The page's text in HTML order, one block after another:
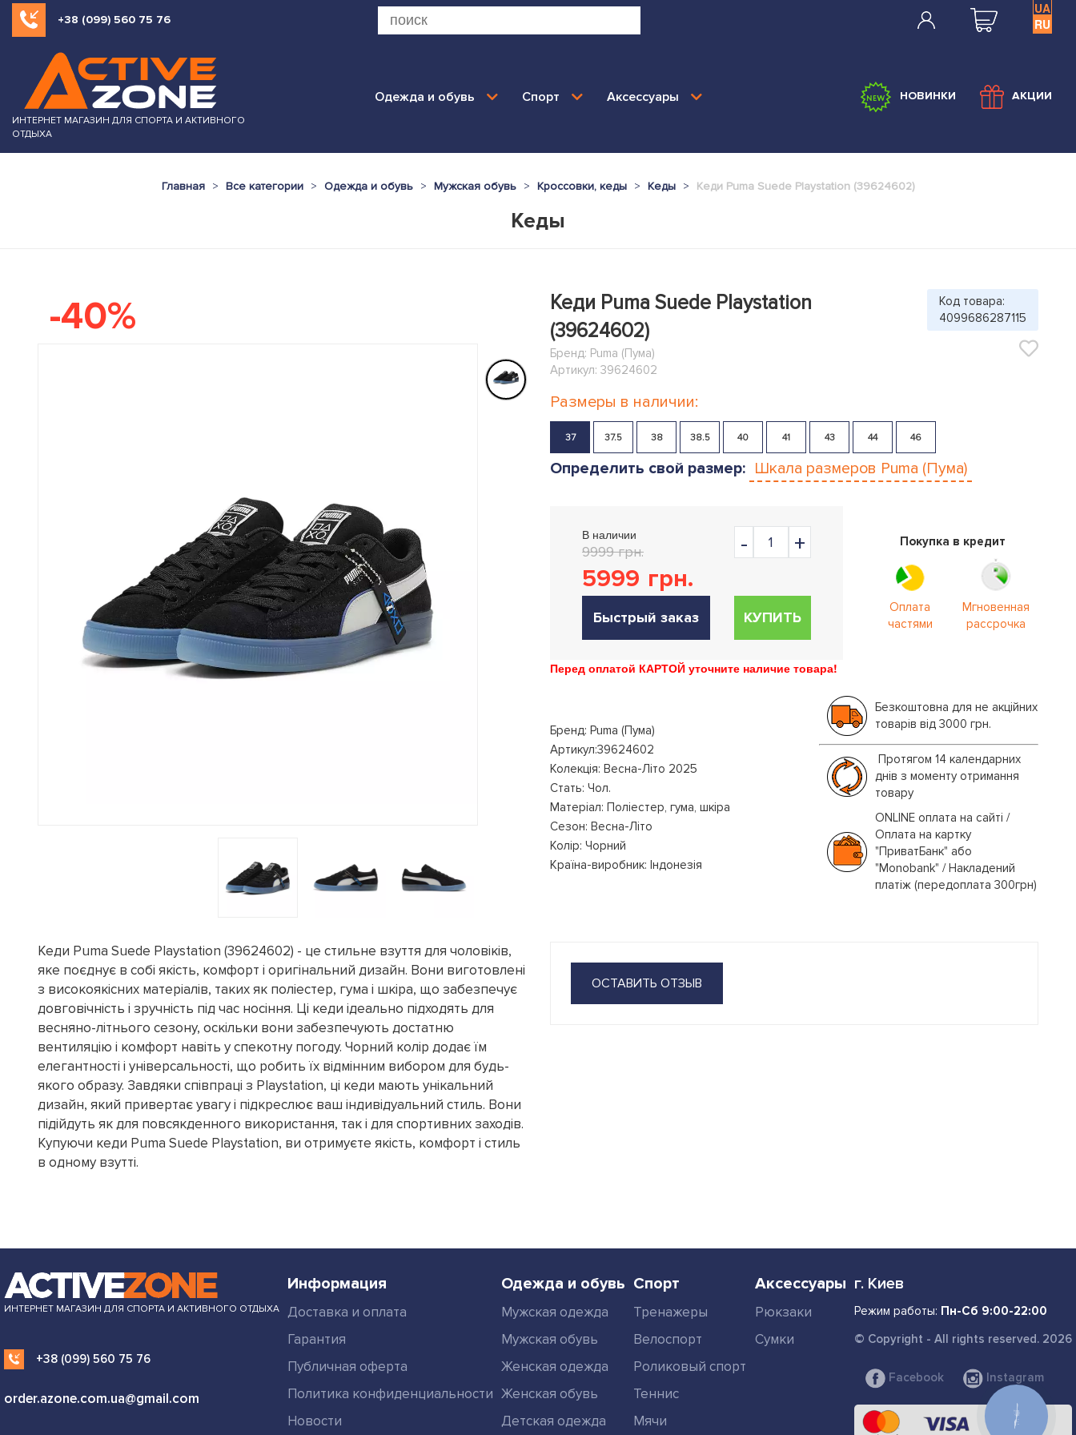
+38 (099) 560 75 76
UA
RU
ИНТЕРНЕТ МАГАЗИН ДЛЯ СПОРТА И АКТИВНОГО
ОТДЫХА
Одежда и обувь Спорт Аксессуары НОВИНКИ АКЦИИ
Главная Все категории Одежда и обувь Мужская обувь Кроссовки, кеды Кеды Кеди Puma Suede Playstation (39624602)
Кеды
-40%
Кеди Puma Suede Playstation (39624602) - це стильне взуття для чоловіків,
яке поєднує в собі якість, комфорт і оригінальний дизайн. Вони виготовлені
з високоякісних матеріалів, таких як поліестер, гума і шкіра, що забезпечує
довговічність і зручність під час носіння. Ці кеди ідеально підходять для
весняно-літнього сезону, оскільки вони забезпечують достатню
вентиляцію і комфорт навіть у спекотну погоду. Чорний колір додає їм
елегантності і універсальності, що робить їх відмінним вибором для будь-
якого образу. Завдяки співпраці з Playstation, ці кеди мають унікальний
дизайн, який привертає увагу і підкреслює ваш індивідуальний стиль. Вони
підійдуть як для повсякденного використання, так і для спортивних заходів.
Купуючи кеди Puma Suede Playstation, ви отримуєте якість, комфорт і стиль
в одному взутті.
Кеди Puma Suede Playstation
(39624602)
Бренд: Puma (Пума)
Артикул: 39624602
Код товара:
4099686287115
Размеры в наличии:
37 37.5 38 38.5 40 41 43 44 46
Определить свой размер: Шкала размеров Puma (Пума)
В наличии
9999 грн.
5999 грн.
Быстрый заказ КУПИТЬ
Покупка в кредит
Оплата
частями
Мгновенная
рассрочка
Перед оплатой КАРТОЙ уточните наличие товара!
Бренд: Puma (Пума)
Артикул:39624602
Колекція: Весна-Літо 2025
Стать: Чол.
Матеріал: Поліестер, гума, шкіра
Сезон: Весна-Літо
Колір: Чорний
Країна-виробник: Індонезія
Безкоштовна для не акційних
товарів від 3000 грн.
Протягом 14 календарних
днів з моменту отримання
товару
ONLINE оплата на сайті /
Оплата на картку
"ПриватБанк" або
"Monobank" / Накладений
платіж (передоплата 300грн)
ОСТАВИТЬ ОТЗЫВ
ИНТЕРНЕТ МАГАЗИН ДЛЯ СПОРТА И АКТИВНОГО ОТДЫХА
+38 (099) 560 75 76
order.azone.com.ua@gmail.com
Информация
Доставка и оплата
Гарантия
Публичная оферта
Политика конфиденциальности
Новости
Одежда и обувь
Мужская одежда
Мужская обувь
Женская одежда
Женская обувь
Детская одежда
Спорт
Тренажеры
Велоспорт
Роликовый спорт
Теннис
Мячи
Аксессуары
Рюкзаки
Сумки
г. Киев
Режим работы: Пн-Сб 9:00-22:00
© Copyright - All rights reserved. 2026
Facebook Instagram
КНОПКА
СВЯЗИ